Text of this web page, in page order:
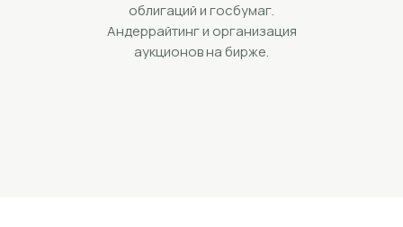
облигаций и госбумаг.
Андеррайтинг и организация
аукционов на бирже.